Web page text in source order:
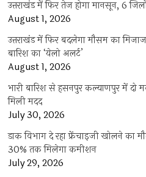
उत्तराखंड में फिर तेज होगा मानसून, 6
August 1, 2026
उत्तराखंड में फिर बदलेगा मौसम का
बारिश का ‘येलो अलर्ट’
August 1, 2026
भारी बारिश से हसनपुर कल्याणपुर में दो
मिली मदद
July 30, 2026
डाक विभाग दे रहा फ्रेंचाइजी खोलने का
30% तक मिलेगा कमीशन
July 29, 2026